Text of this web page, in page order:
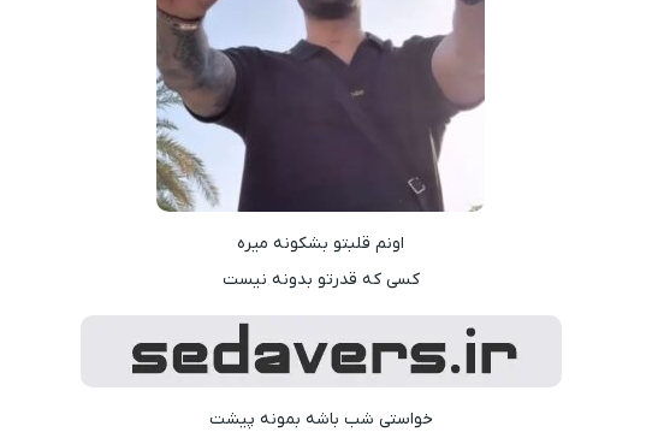
اونم قلبتو بشکونه میره
کسی که قدرتو بدونه نیست
خواستی شب باشه بمونه پیشت